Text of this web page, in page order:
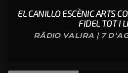
EL CANILLO ESCÈNIC ARTS
FIDEL TOT I
RÀDIO VALIRA | 7